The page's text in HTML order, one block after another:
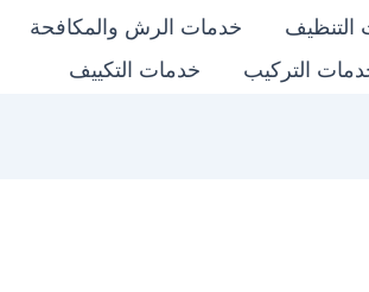
التنظيف خدمات الرش والمكافحة
التركيب خدمات التكييف